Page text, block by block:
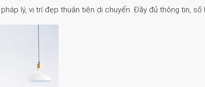
lý, vị trí đẹp thuận tiện di chuyển. Đầy đủ thông tin,